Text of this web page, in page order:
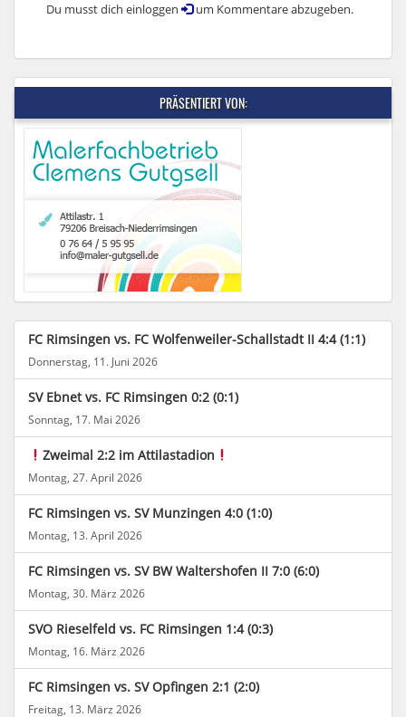
Du musst dich einloggen um Kommentare abzugeben.
PRÄSENTIERT VON:
FC Rimsingen vs. FC Wolfenweiler-Schallstadt II 4:4 (1:1)
Donnerstag, 11. Juni 2026
SV Ebnet vs. FC Rimsingen 0:2 (0:1)
Sonntag, 17. Mai 2026
Zweimal 2:2 im Attilastadion
Montag, 27. April 2026
FC Rimsingen vs. SV Munzingen 4:0 (1:0)
Montag, 13. April 2026
FC Rimsingen vs. SV BW Waltershofen II 7:0 (6:0)
Montag, 30. März 2026
SVO Rieselfeld vs. FC Rimsingen 1:4 (0:3)
Montag, 16. März 2026
FC Rimsingen vs. SV Opfingen 2:1 (2:0)
Freitag, 13. März 2026